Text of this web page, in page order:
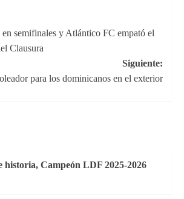
semifinales y Atlántico FC empató el
Clausura
Siguiente:
para los dominicanos en el exterior
historia, Campeón LDF 2025-2026